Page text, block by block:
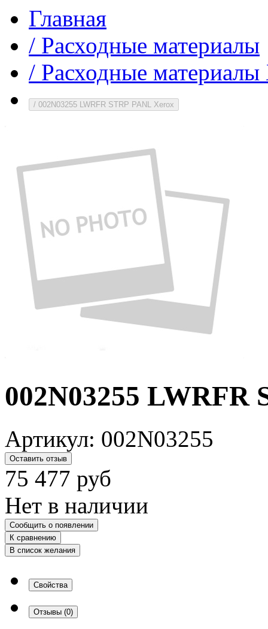
Главная
/ Расходные материалы
/ Расходные
/ 002N03255 LWRFR STRP PANL Xerox
002N03255 LWRFR
Артикул: 002N03255
Оставить отзыв
75 477 руб
Нет в наличии
Сообщить о появлении
К сравнению
В список желания
Свойства
Отзывы (0)